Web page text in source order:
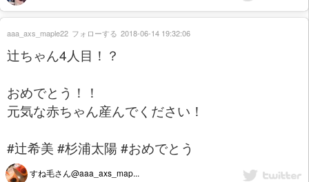
辻ちゃん4人目！？
おめでとう！！
元気な赤ちゃん産んでください！
#辻希美 #杉浦太陽 #おめでとう
すね毛さん@aaa_axs_map...
aaa_axs_maple22 フォローする 2018-06-14 19:32:06